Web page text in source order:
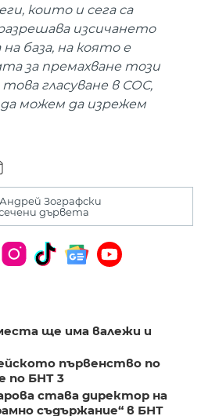
които и сега са
изсичането
база, на която е
за премахване този
гласуване в СОС,
можем да изрежем
Зографски
дървета
ще има валежи и
първенство по
по БНТ 3
става директор на
съдържание“ в БНТ